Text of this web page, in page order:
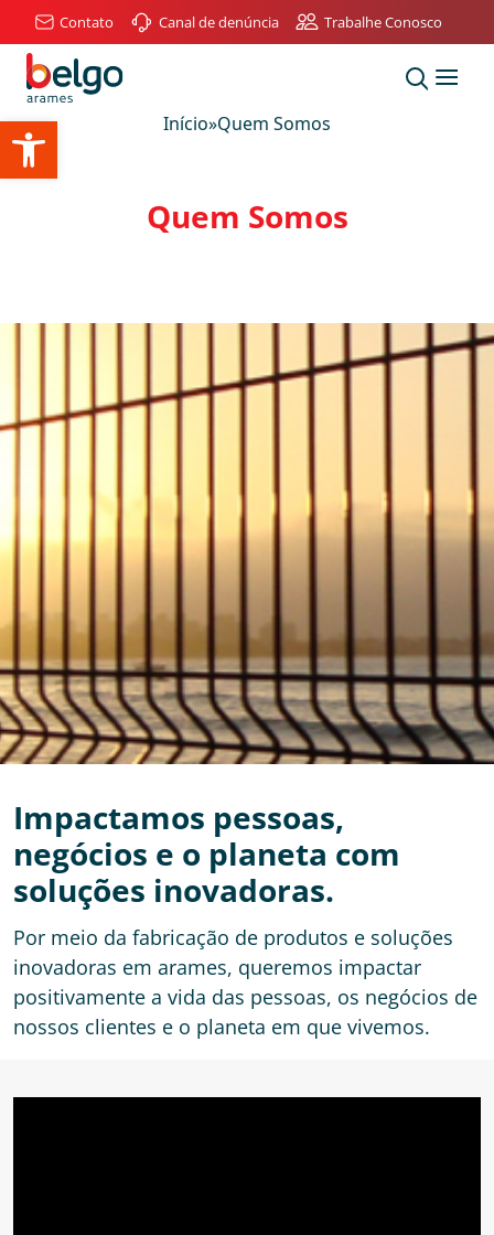
Abrir a barra de ferramentas
Contato Canal de denúncia Trabalhe Conosco
Início»Quem Somos
Quem Somos
Impactamos pessoas,
negócios e o planeta com
soluções inovadoras.
Por meio da fabricação de produtos e soluções
inovadoras em arames, queremos impactar
positivamente a vida das pessoas, os negócios de
nossos clientes e o planeta em que vivemos.